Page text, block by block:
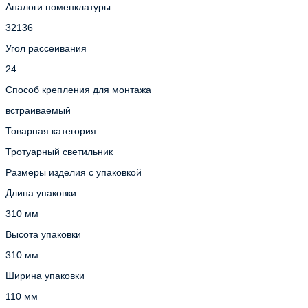
Аналоги номенклатуры
32136
Угол рассеивания
24
Способ крепления для монтажа
встраиваемый
Товарная категория
Тротуарный светильник
Размеры изделия с упаковкой
Длина упаковки
310 мм
Высота упаковки
310 мм
Ширина упаковки
110 мм